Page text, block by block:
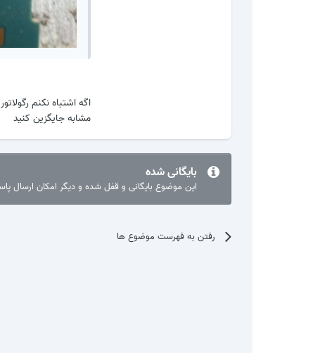
اگه اشتباه نکنم
مشابه جایگزین کنید
بایگانی شده
این موضوع بایگانی و قفل شده و دیگر امکان ارسال
رفتن به فهرست موضوع ها